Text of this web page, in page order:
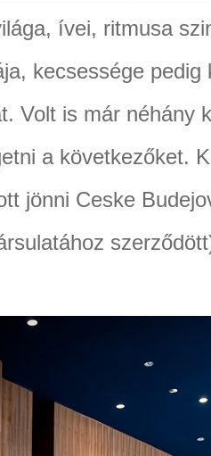
ívei, ritmusa
kecsessége pedig
Volt is már néhány
a következőket.
jönni Ceske